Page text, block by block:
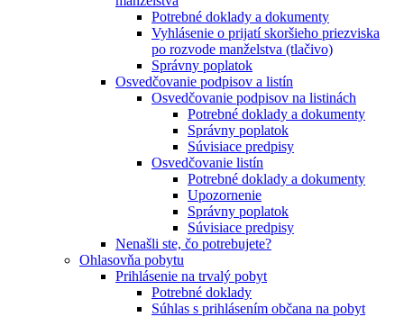
Potrebné doklady a dokumenty
Vyhlásenie o prijatí skoršieho priezviska
po rozvode manželstva (tlačivo)
Správny poplatok
Osvedčovanie podpisov a listín
Osvedčovanie podpisov na listinách
Potrebné doklady a dokumenty
Správny poplatok
Súvisiace predpisy
Osvedčovanie listín
Potrebné doklady a dokumenty
Upozornenie
Správny poplatok
Súvisiace predpisy
Nenašli ste, čo potrebujete?
Ohlasovňa pobytu
Prihlásenie na trvalý pobyt
Potrebné doklady
Súhlas s prihlásením občana na pobyt